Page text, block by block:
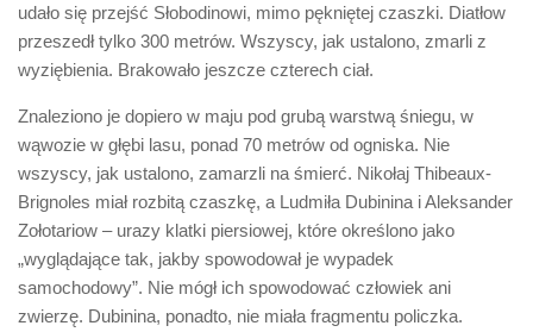
udało się przejść Słobodinowi, mimo pękniętej czaszki. Diatłow
przeszedł tylko 300 metrów. Wszyscy, jak ustalono, zmarli z
wyziębienia. Brakowało jeszcze czterech ciał.
Znaleziono je dopiero w maju pod grubą warstwą śniegu, w
wąwozie w głębi lasu, ponad 70 metrów od ogniska. Nie
wszyscy, jak ustalono, zamarzli na śmierć. Nikołaj Thibeaux-
Brignoles miał rozbitą czaszkę, a Ludmiła Dubinina i Aleksander
Zołotariow – urazy klatki piersiowej, które określono jako
„wyglądające tak, jakby spowodował je wypadek
samochodowy”. Nie mógł ich spowodować człowiek ani
zwierzę. Dubinina, ponadto, nie miała fragmentu policzka.